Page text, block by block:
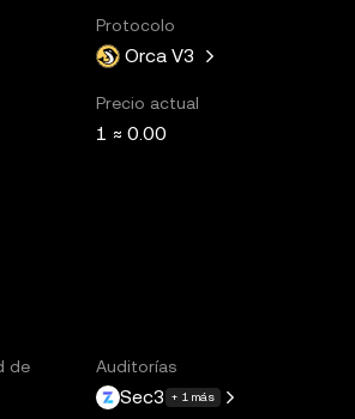
Protocolo
Orca V3
Precio actual
1 ≈ 0.00
de
Auditorías
Sec3 + 1 más